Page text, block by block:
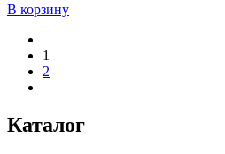
В корзину
1
2
Каталог